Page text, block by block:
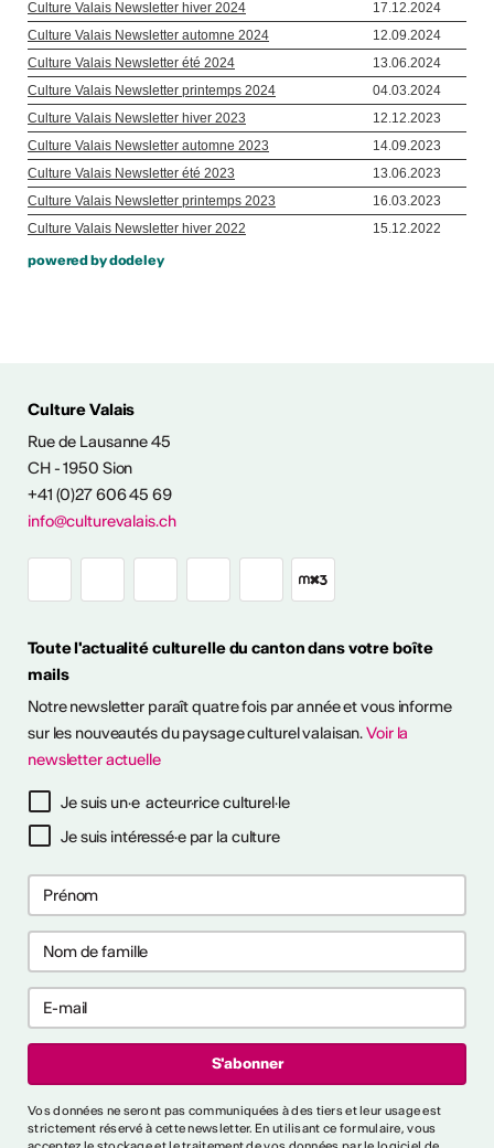
& CONTACT
2024/2025
powered by dodeley
Culture Valais
Rue de Lausanne 45
CH - 1950 Sion
+41 (0)27 606 45 69
info@culturevalais.ch
Toute l'actualité culturelle du canton dans votre boîte
mails
Notre newsletter paraît quatre fois par année et vous informe
sur les nouveautés du paysage culturel valaisan.Voir la
newsletter actuelle
Je suis un·e acteur·rice culturel·le
Je suis intéressé·e par la culture
Vos données ne seront pas communiquées à des tiers et leur usage est
strictement réservé à cette newsletter. En utilisant ce formulaire, vous